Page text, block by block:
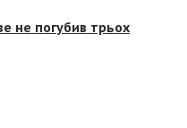
не погубив трьох